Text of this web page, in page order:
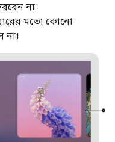
না।
মতো কোনো
না।